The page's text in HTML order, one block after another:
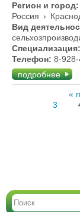
Регион и город:
Россия ›
Вид
Специализация:
Телефон: 8-
подробнее
«
3